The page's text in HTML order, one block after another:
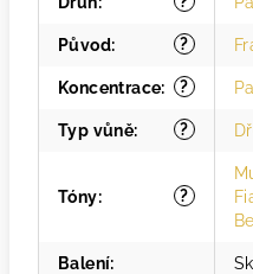
?
Původ:
?
Koncentrace:
?
Typ vůně:
?
Tóny:
Balení: